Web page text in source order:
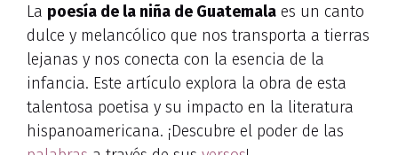
La poesía de la niña de Guatemala es un canto
dulce y melancólico que nos transporta a tierras
lejanas y nos conecta con la esencia de la
infancia. Este artículo explora la obra de esta
talentosa poetisa y su impacto en la literatura
hispanoamericana. ¡Descubre el poder de las